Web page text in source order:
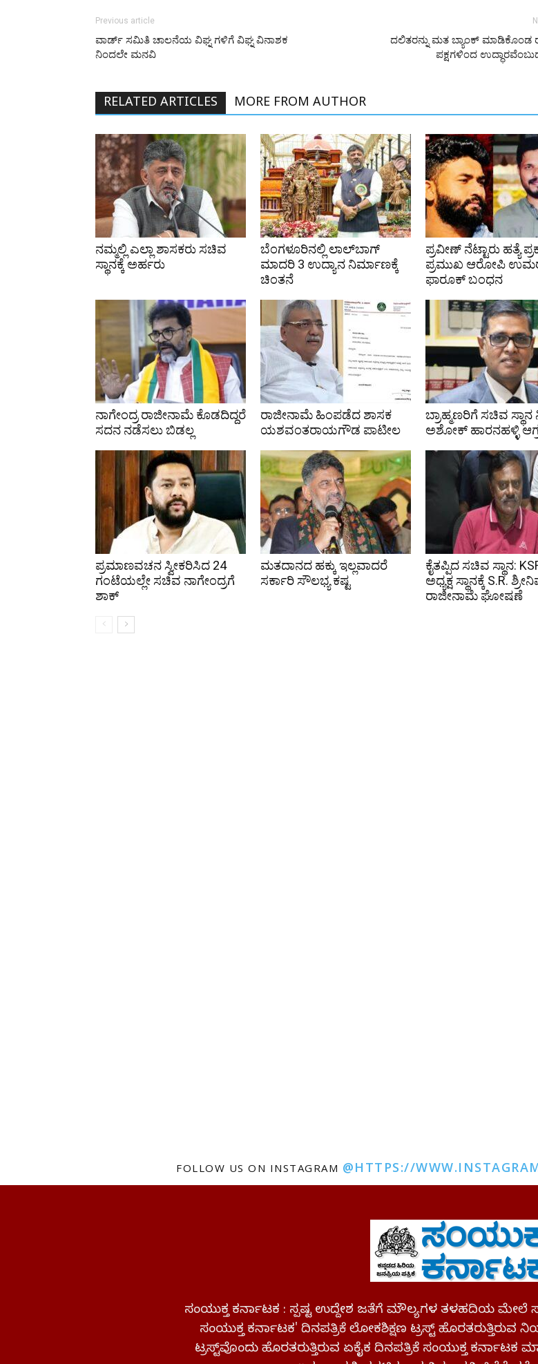
Previous article
ವಾರ್ಡ್ ಸಮಿತಿ ಚಾಲನೆಯ ವಿಘ್ನ ಗಳಿಗೆ ವಿಘ್ನ ವಿನಾಶಕ
ನಿಂದಲೇ ಮನವಿ
ದಲಿತರನ್ನು ಮತ ಬ್ಯಾಂಕ್ ಮಾಡಿಕೊಂಡ
ಪಕ್ಷಗಳಿಂದ
RELATED ARTICLES MORE FROM AUTHOR
ನಮ್ಮಲ್ಲಿ ಎಲ್ಲಾ ಶಾಸಕರು ಸಚಿವ
ಸ್ಥಾನಕ್ಕೆ ಅರ್ಹರು
ಬೆಂಗಳೂರಿನಲ್ಲಿ ಲಾಲ್‌ಬಾಗ್
ಮಾದರಿ 3 ಉದ್ಯಾನ ನಿರ್ಮಾಣಕ್ಕೆ
ಚಿಂತನೆ
ಪ್ರವೀಣ್ ನೆಟ್ಟಾರು ಹತ್ಯೆ
ಪ್ರಮುಖ ಆರೋಪಿ
ಫಾರೂಕ್ ಬಂಧನ
ನಾಗೇಂದ್ರ ರಾಜೀನಾಮೆ ಕೊಡದಿದ್ದರೆ
ಸದನ ನಡೆಸಲು ಬಿಡಲ್ಲ
ರಾಜೀನಾಮೆ ಹಿಂಪಡೆದ ಶಾಸಕ
ಯಶವಂತರಾಯಗೌಡ ಪಾಟೀಲ
ಬ್ರಾಹ್ಮಣರಿಗೆ ಸಚಿವ ಸ್ಥಾನ
ಅಶೋಕ್ ಹಾರನಹಳ್ಳಿ
ಪ್ರಮಾಣವಚನ ಸ್ವೀಕರಿಸಿದ 24
ಗಂಟೆಯಲ್ಲೇ ಸಚಿವ ನಾಗೇಂದ್ರಗೆ
ಶಾಕ್
ಮತದಾನದ ಹಕ್ಕು ಇಲ್ಲವಾದರೆ
ಸರ್ಕಾರಿ ಸೌಲಭ್ಯ ಕಷ್ಟ
ಕೈತಪ್ಪಿದ ಸಚಿವ ಸ್ಥಾನ:
ಅಧ್ಯಕ್ಷ ಸ್ಥಾನಕ್ಕೆ S.R.
ರಾಜೀನಾಮೆ ಘೋಷಣೆ
FOLLOW US ON INSTAGRAM @HTTPS://
ಸಂಯುಕ್ತ ಕರ್ನಾಟಕ : ಸ್ಪಷ್ಟ ಉದ್ದೇಶ ಜತೆಗೆ ಮೌಲ್ಯಗಳ ತಳಹದಿಯ ಮೇಲೆ
ಸಂಯುಕ್ತ ಕರ್ನಾಟಕ' ದಿನಪತ್ರಿಕೆ ಲೋಕಶಿಕ್ಷಣ ಟ್ರಸ್ಟ್ ಹೊರತರುತ್ತಿರುವ
ಟ್ರಸ್ಟ್‌ವೊಂದು ಹೊರತರುತ್ತಿರುವ ಏಕೈಕ ದಿನಪತ್ರಿಕೆ ಸಂಯುಕ್ತ ಕರ್ನಾಟಕ